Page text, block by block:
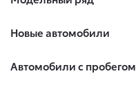
Новые автомобили
Автомобили с пробегом